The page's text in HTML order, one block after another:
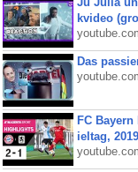
kvideo
Das
FC
ieltag,